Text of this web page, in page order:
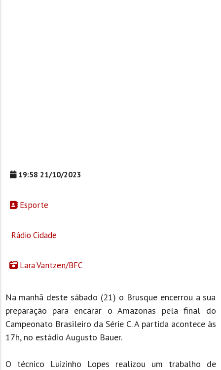
19:58 21/10/2023
Esporte
Rádio Cidade
Lara Vantzen/BFC
Na manhã deste sábado (21) o Brusque encerrou a sua
preparação para encarar o Amazonas pela final do
Campeonato Brasileiro da Série C. A partida acontece às
17h, no estádio Augusto Bauer.
O técnico Luizinho Lopes realizou um trabalho de